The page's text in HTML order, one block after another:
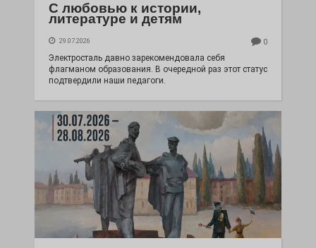
С любовью к истории,
литературе и детям
29.07.2026 0
Электросталь давно зарекомендовала себя
флагманом образования. В очередной раз этот статус
подтвердили наши педагоги.